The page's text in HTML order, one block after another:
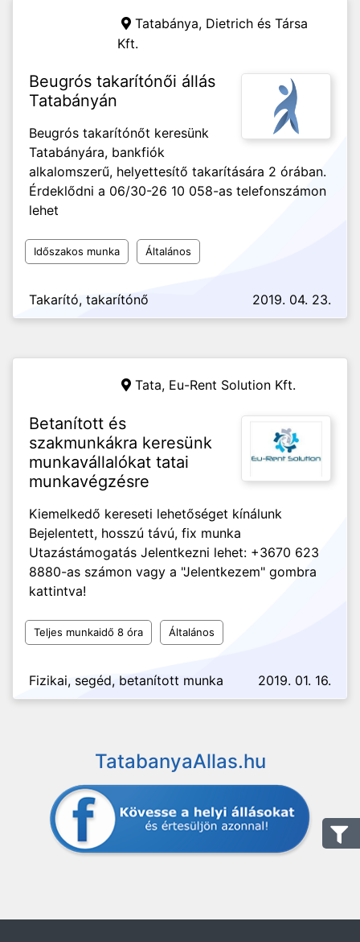
Tatabánya, Dietrich és Társa
Kft.
Beugrós takarítónői állás
Tatabányán
Beugrós takarítónőt keresünk
Tatabányára, bankfiók
alkalomszerű, helyettesítő takarítására 2 órában.
Érdeklődni a 06/30-26 10 058-as telefonszámon
lehet
Időszakos munka Általános
Takarító, takarítónő 2019. 04. 23.
Tata, Eu-Rent Solution Kft.
Betanított és
szakmunkákra keresünk
munkavállalókat tatai
munkavégzésre
Kiemelkedő kereseti lehetőséget kínálunk
Bejelentett, hosszú távú, fix munka
Utazástámogatás Jelentkezni lehet: +3670 623
8880-as számon vagy a "Jelentkezem" gombra
kattintva!
Teljes munkaidő 8 óra Általános
Fizikai, segéd, betanított munka 2019. 01. 16.
TatabanyaAllas.hu